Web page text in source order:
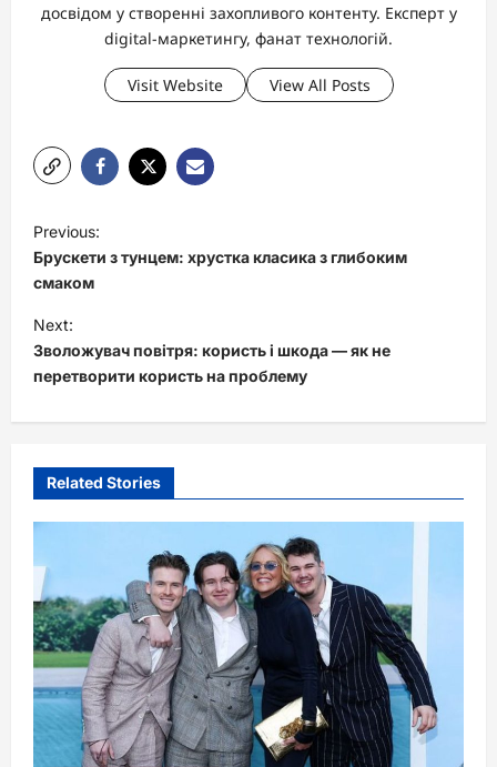
досвідом у створенні захопливого контенту. Експерт у
digital-маркетингу, фанат технологій.
Visit Website View All Posts
o
s
t
n
a
v
g
a
t
i
o
n
Previous:
Брускети з тунцем: хрустка класика з глибоким
смаком
Next:
Зволожувач повітря: користь і шкода — як не
перетворити користь на проблему
Related Stories